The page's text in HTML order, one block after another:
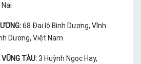
68 Đại lộ Bình Dương, Vĩnh
Dương, Việt Nam
TÀU:3 Huỳnh Ngọc Hay,